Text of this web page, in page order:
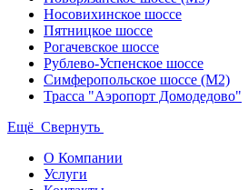
Носовихинское шоссе
Пятницкое шоссе
Рогачевское шоссе
Рублево-Успенское шоссе
Симферопольское шоссе (М2)
Трасса "Аэропорт Домодедово"
Ещё Свернуть
О Компании
Услуги